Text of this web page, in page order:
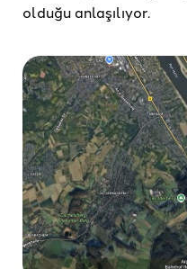
olduğu anlaşılıyor.